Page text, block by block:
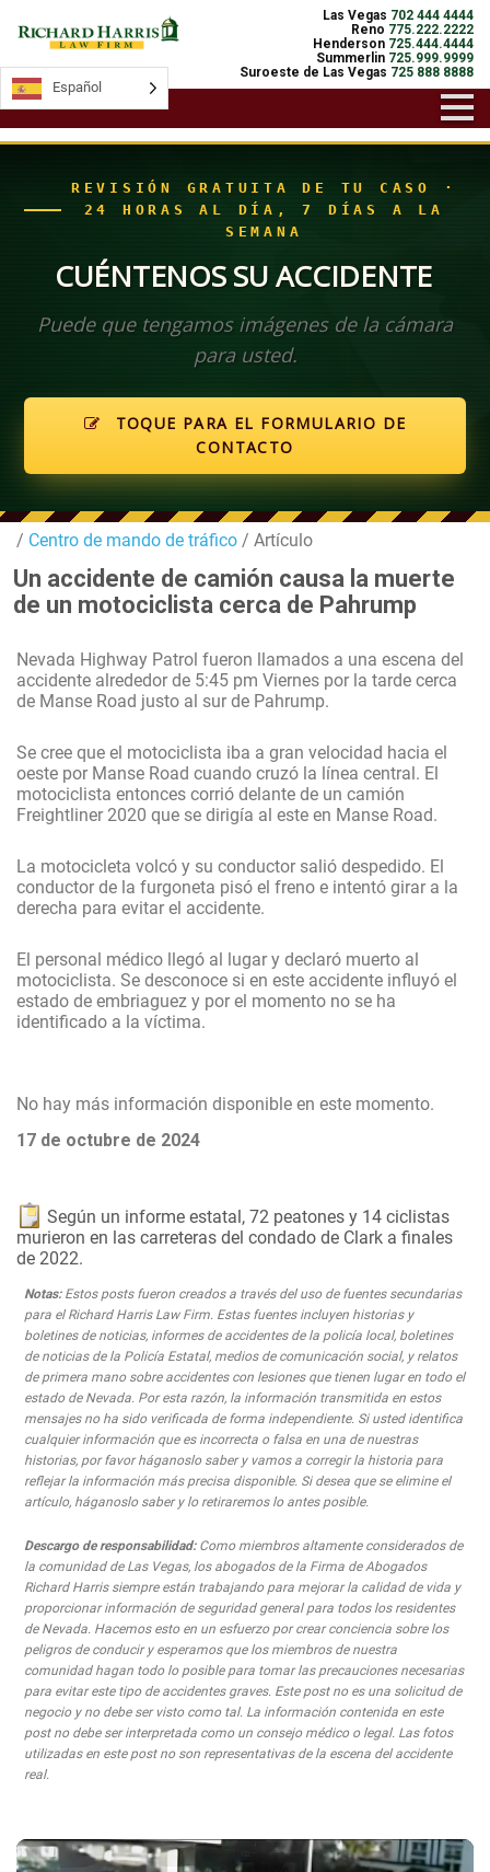
Las Vegas 702 444 4444
Reno 775.222.2222
Henderson 725.444.4444
Summerlin 725.999.9999
Suroeste de Las Vegas 725 888 8888
REVISIÓN GRATUITA DE TU CASO ·
24 HORAS AL DÍA, 7 DÍAS A LA
SEMANA
CUÉNTENOS SU ACCIDENTE
Puede que tengamos imágenes de la cámara
para usted.
TOQUE PARA EL FORMULARIO DE
CONTACTO
/ Centro de mando de tráfico / Artículo
Un accidente de camión causa la muerte
de un motociclista cerca de Pahrump
Nevada Highway Patrol fueron llamados a una escena del
accidente alrededor de 5:45 pm Viernes por la tarde cerca
de Manse Road justo al sur de Pahrump.
Se cree que el motociclista iba a gran velocidad hacia el
oeste por Manse Road cuando cruzó la línea central. El
motociclista entonces corrió delante de un camión
Freightliner 2020 que se dirigía al este en Manse Road.
La motocicleta volcó y su conductor salió despedido. El
conductor de la furgoneta pisó el freno e intentó girar a la
derecha para evitar el accidente.
El personal médico llegó al lugar y declaró muerto al
motociclista. Se desconoce si en este accidente influyó el
estado de embriaguez y por el momento no se ha
identificado a la víctima.
No hay más información disponible en este momento.
17 de octubre de 2024
Según un informe estatal, 72 peatones y 14 ciclistas
murieron en las carreteras del condado de Clark a finales
de 2022.
Notas:Estos posts fueron creados a través del uso de fuentes secundarias
para el Richard Harris Law Firm. Estas fuentes incluyen historias y
boletines de noticias, informes de accidentes de la policía local, boletines
de noticias de la Policía Estatal, medios de comunicación social, y relatos
de primera mano sobre accidentes con lesiones que tienen lugar en todo el
estado de Nevada. Por esta razón, la información transmitida en estos
mensajes no ha sido verificada de forma independiente. Si usted identifica
cualquier información que es incorrecta o falsa en una de nuestras
historias, por favor háganoslo saber y vamos a corregir la historia para
reflejar la información más precisa disponible. Si desea que se elimine el
artículo, háganoslo saber y lo retiraremos lo antes posible.
Descargo de responsabilidad:Como miembros altamente considerados de
la comunidad de Las Vegas, los abogados de la Firma de Abogados
Richard Harris siempre están trabajando para mejorar la calidad de vida y
proporcionar información de seguridad general para todos los residentes
de Nevada. Hacemos esto en un esfuerzo por crear conciencia sobre los
peligros de conducir y esperamos que los miembros de nuestra
comunidad hagan todo lo posible para tomar las precauciones necesarias
para evitar este tipo de accidentes graves. Este post no es una solicitud de
negocio y no debe ser visto como tal. La información contenida en este
post no debe ser interpretada como un consejo médico o legal. Las fotos
utilizadas en este post no son representativas de la escena del accidente
real.
Español
Español